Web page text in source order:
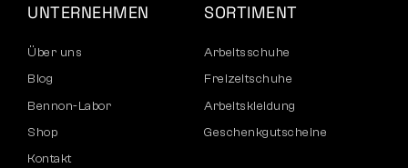
UNTERNEHMEN
Über uns
Blog
Bennon-Labor
Shop
Kontakt
SORTIMENT
Arbeitsschuhe
Freizeitschuhe
Arbeitskleidung
Geschenkgutscheine